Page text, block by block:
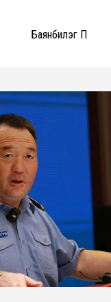
Баянбилэг П